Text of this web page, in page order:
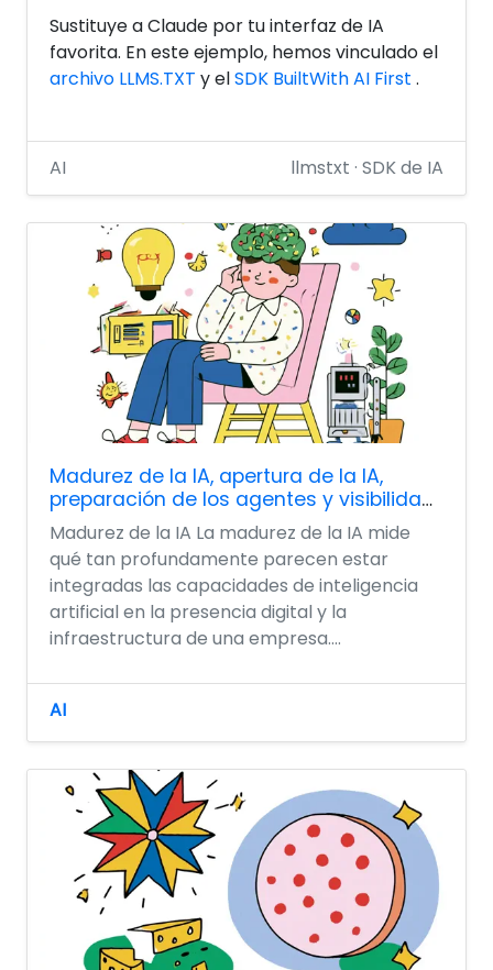
Sustituye a Claude por tu interfaz de IA
favorita. En este ejemplo, hemos vinculado el
archivo LLMS.TXT y elSDK BuiltWith AI First .
AI llmstxt · SDK de IA
Madurez de la IA, apertura de la IA,
preparación de los agentes y visibilidad
de la IA.
Madurez de la IA La madurez de la IA mide
qué tan profundamente parecen estar
integradas las capacidades de inteligencia
artificial en la presencia digital y la
infraestructura de una empresa....
AI